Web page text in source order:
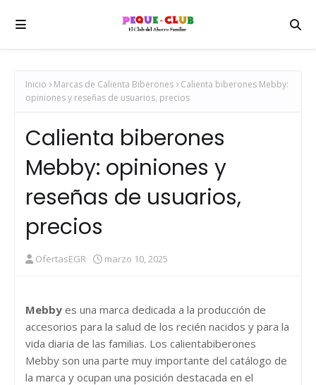
Inicio Marcas de Calienta Biberones
Calienta biberones Mebby:
opiniones y reseñas de usuarios, precios
Calienta biberones
Mebby: opiniones y
reseñas de usuarios,
precios
OfertasEGR marzo 10, 2025
Mebby es una marca dedicada a la producción de
accesorios para la salud de los recién nacidos y para la
vida diaria de las familias. Los calientabiberones
Mebby son una parte muy importante del catálogo de
la marca y ocupan una posición destacada en el